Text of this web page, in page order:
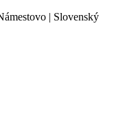
| Slovenský